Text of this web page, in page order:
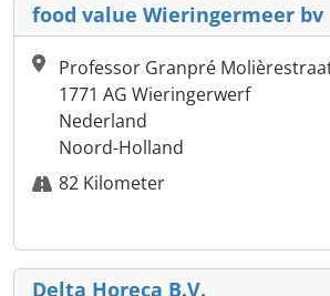
food value Wieringermeer bv
Professor Granpré
1771 AG Wieringerwerf
Nederland
Noord-Holland
82 Kilometer
Delta Horeca B.V.